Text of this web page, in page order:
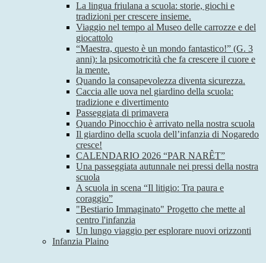
La lingua friulana a scuola: storie, giochi e
tradizioni per crescere insieme.
Viaggio nel tempo al Museo delle carrozze e del
giocattolo
“Maestra, questo è un mondo fantastico!” (G. 3
anni): la psicomotricità che fa crescere il cuore e
la mente.
Quando la consapevolezza diventa sicurezza.
Caccia alle uova nel giardino della scuola:
tradizione e divertimento
Passeggiata di primavera
Quando Pinocchio è arrivato nella nostra scuola
Il giardino della scuola dell’infanzia di Nogaredo
cresce!
CALENDARIO 2026 “PAR NARÊT”
Una passeggiata autunnale nei pressi della nostra
scuola
A scuola in scena “Il litigio: Tra paura e
coraggio”
"Bestiario Immaginato" Progetto che mette al
centro l'infanzia
Un lungo viaggio per esplorare nuovi orizzonti
Infanzia Plaino